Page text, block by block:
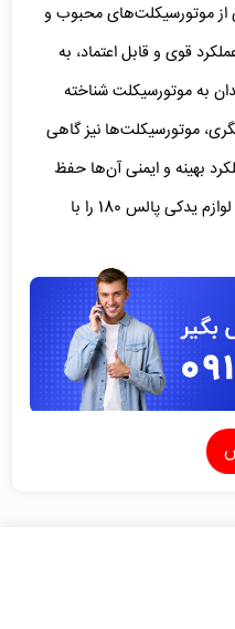
از موتورسیکلت‌های محبوب و
قوی و قابل اعتماد، به
به موتورسیکلت شناخته
موتورسیکلت‌ها نیز گاهی
بهینه و ایمنی آن‌ها حفظ
شود. ما در مجموعه موتور 360، انواع لوازم یدکی پالس 180 را با
جذاب بپردازیم. موتورسیکلت